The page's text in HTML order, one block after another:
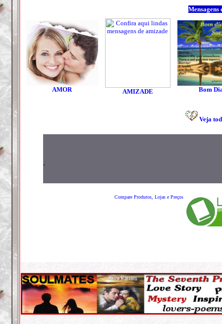
Mensagens
AMOR AMIZADE Bom
Veja
.
Compare Produtos, Lojas e Preços